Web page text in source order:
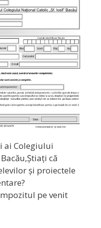
ai Colegiului
că
și proiectele
pe venit